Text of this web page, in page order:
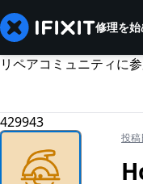
修理を
リペアコミュニティに
429943
投稿